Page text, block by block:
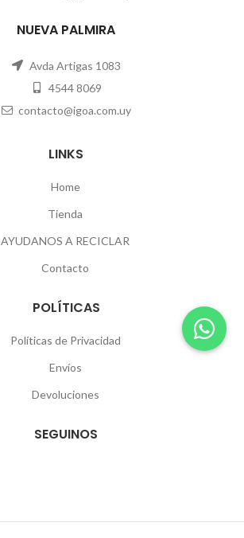
NUEVA PALMIRA
Avda Artigas 1083
4544 8069
contacto@igoa.com.uy
LINKS
Home
Tienda
AYUDANOS A RECICLAR
Contacto
POLÍTICAS
Políticas de Privacidad
Envíos
Devoluciones
SEGUINOS